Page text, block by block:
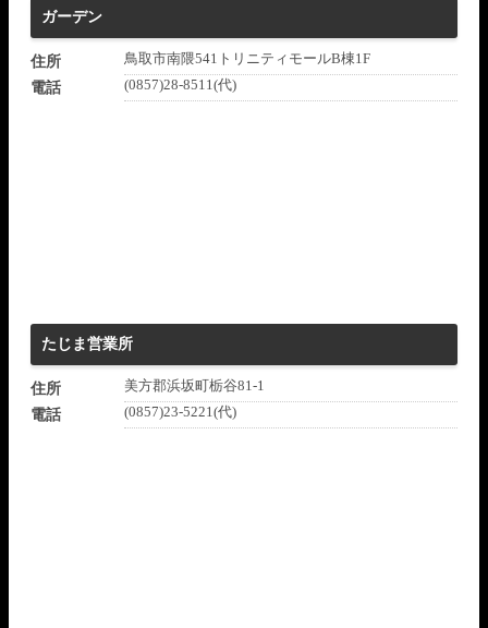
ガーデン
住所
鳥取市南隈541トリニティモールB棟1F
電話
(0857)28-8511(代)
たじま営業所
住所
美方郡浜坂町栃谷81-1
電話
(0857)23-5221(代)